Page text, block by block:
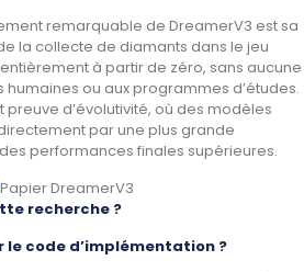
remarquable de DreamerV3 est sa
la collecte de diamants dans le jeu
à partir de zéro, sans aucune
ou aux programmes d’études.
d’évolutivité, où des modèles
par une plus grande
performances finales supérieures.
recherche ?
le code d’implémentation ?